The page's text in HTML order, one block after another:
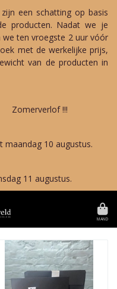
een schatting op basis
producten. Nadat we je
ten vroegste 2 uur vóór
met de werkelijke prijs,
van de producten in
!!!
maandag 10 augustus.
11 augustus.
MAND